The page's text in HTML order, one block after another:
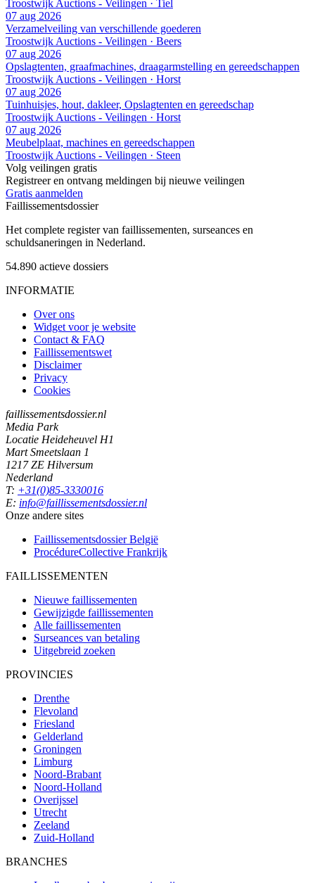
Troostwijk Auctions - Veilingen · Tiel
07 aug 2026
Verzamelveiling van verschillende goederen
Troostwijk Auctions - Veilingen · Beers
07 aug 2026
Opslagtenten, graafmachines, draagarmstelling en gereedschappen
Troostwijk Auctions - Veilingen · Horst
07 aug 2026
Tuinhuisjes, hout, dakleer, Opslagtenten en gereedschap
Troostwijk Auctions - Veilingen · Horst
07 aug 2026
Meubelplaat, machines en gereedschappen
Troostwijk Auctions - Veilingen · Steen
Volg veilingen gratis
Registreer en ontvang meldingen bij nieuwe veilingen
Gratis aanmelden
Faillissementsdossier
Het complete register van faillissementen, surseances en
schuldsaneringen in Nederland.
54.890 actieve dossiers
INFORMATIE
Over ons
Widget voor je website
Contact & FAQ
Faillissementswet
Disclaimer
Privacy
Cookies
faillissementsdossier.nl
Media Park
Locatie Heideheuvel H1
Mart Smeetslaan 1
1217 ZE Hilversum
Nederland
T: +31(0)85-3330016
E: info@faillissementsdossier.nl
Onze andere sites
Faillissementsdossier België
ProcédureCollective Frankrijk
FAILLISSEMENTEN
Nieuwe faillissementen
Gewijzigde faillissementen
Alle faillissementen
Surseances van betaling
Uitgebreid zoeken
PROVINCIES
Drenthe
Flevoland
Friesland
Gelderland
Groningen
Limburg
Noord-Brabant
Noord-Holland
Overijssel
Utrecht
Zeeland
Zuid-Holland
BRANCHES